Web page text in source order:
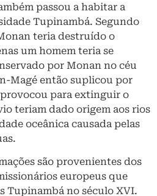
passou a habitar a
Tupinambá. Segundo
teria destruído o
um homem teria se
por Monan no céu
Magé então suplicou por
para extinguir o
teriam dado origem aos rios
oceânica causada pelas
são provenientes dos
europeus que
Tupinambá no século XVI.